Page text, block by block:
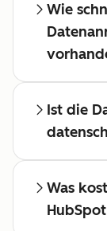
Wie
Ist die
Was